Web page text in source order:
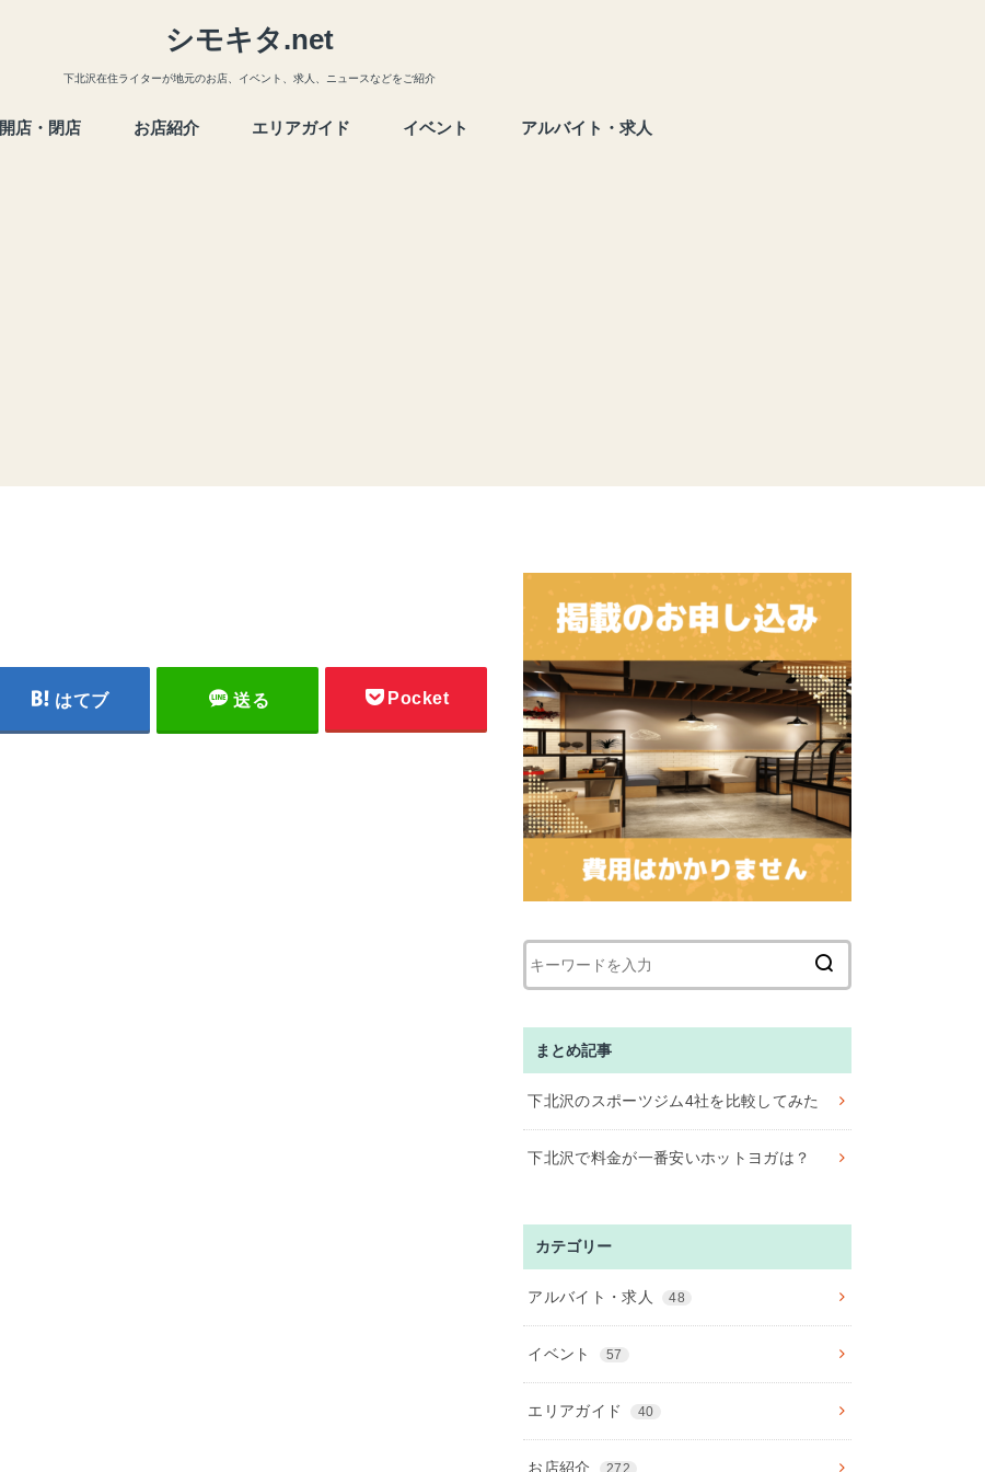
シモキタ.net
下北沢在住ライターが地元のお店、イベント、求人、ニュースなどをご紹介
開店・閉店 お店紹介 エリアガイド イベント アルバイト・求人
はてブ 送る Pocket
まとめ記事
下北沢のスポーツジム4社を比較してみた
下北沢で料金が一番安いホットヨガは？
カテゴリー
アルバイト・求人 48
イベント 57
エリアガイド 40
お店紹介 272